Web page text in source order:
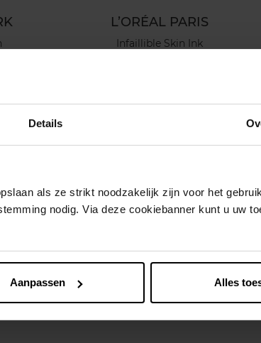
Details
als ze strikt noodzakelijk zijn voor het
nodig. Via deze cookiebanner kunt u uw
Aanpassen Alles
L’ORÉAL PARIS
Infaillible Skin Ink